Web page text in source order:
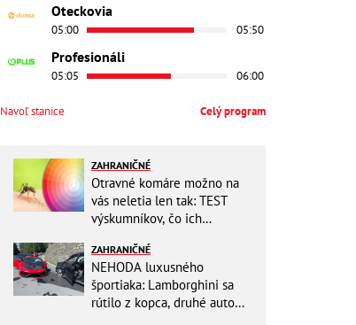
Oteckovia
05:00 05:50
Profesionáli
05:05 06:00
Navoľ stanice Celý program
ZAHRANIČNÉ
Otravné komáre možno na
vás neletia len tak: TEST
výskumníkov, čo ich
ZAHRANIČNÉ
NEHODA luxusného
športiaka: Lamborghini sa
rútilo z kopca, druhé auto